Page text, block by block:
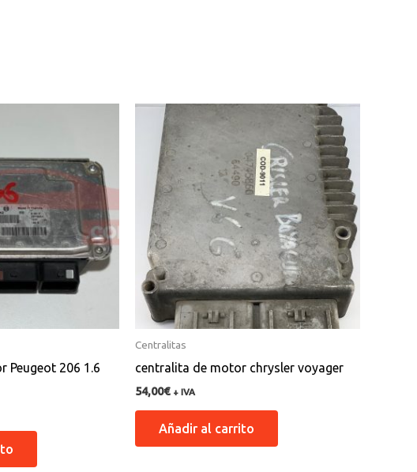
Peugeot 206 1.6
Centralitas
centralita de motor chrysler voyager
54,00€ + IVA
Añadir al carrito